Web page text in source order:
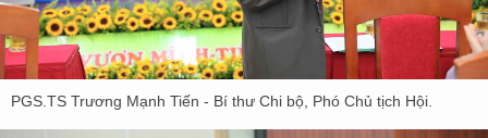
PGS.TS Trương Mạnh Tiến - Bí thư Chi bộ, Phó Chủ tịch Hội.